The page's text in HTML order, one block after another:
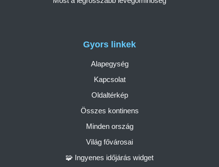
Gyors linkek
Alapegység
Kapcsolat
Oldaltérkép
Összes kontinens
Minden ország
Világ fővárosai
🧩 Ingyenes időjárás widget